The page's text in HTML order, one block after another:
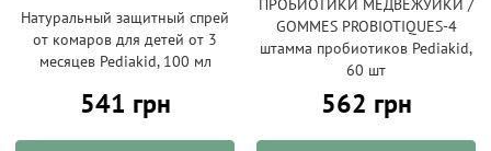
Натуральный защитный спрей
от комаров для детей от 3
месяцев Pediakid, 100 мл
541 грн
ПРОБИОТИКИ МЕДВЕЖУЙКИ /
GOMMES PROBIOTIQUES-4
штамма пробиотиков Pediakid,
60 шт
562 грн